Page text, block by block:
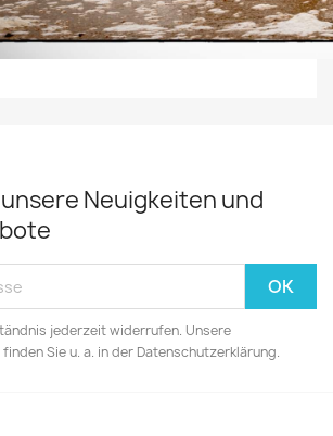
Neuigkeiten und
jederzeit widerrufen. Unsere
Sie u. a. in der Datenschutzerklärung.